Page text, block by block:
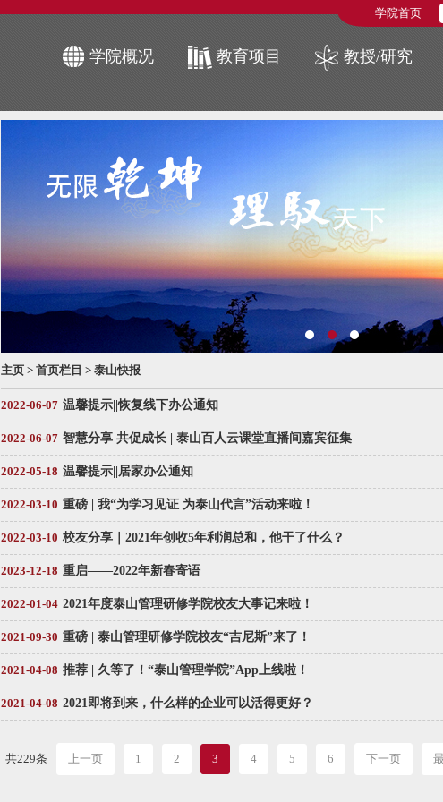
学院首页
学院概况 教育项目 教授/研究
主页 > 首页栏目 > 泰山快报
2022-06-07 温馨提示||恢复线下办公通知
2022-06-07 智慧分享 共促成长 | 泰山百人云课堂直播间嘉宾征集
2022-05-18 温馨提示||居家办公通知
2022-03-10 重磅 | 我“为学习见证 为泰山代言”活动来啦！
2022-03-10 校友分享｜2021年创收5年利润总和，他干了什么？
2023-12-18 重启——2022年新春寄语
2022-01-04 2021年度泰山管理研修学院校友大事记来啦！
2021-09-30 重磅 | 泰山管理研修学院校友“吉尼斯”来了！
2021-04-08 推荐 | 久等了！“泰山管理学院”App上线啦！
2021-04-08 2021即将到来，什么样的企业可以活得更好？
共229条 上一页 1 2 3 4 5 6 下一页